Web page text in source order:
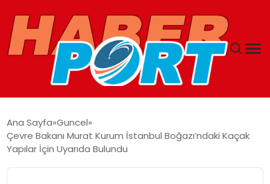
GUNCEL
Ana Sayfa Guncel
Çevre Bakanı Murat Kurum İstanbul Boğazı’ndaki Kaçak
Yapılar İçin Uyarıda Bulundu